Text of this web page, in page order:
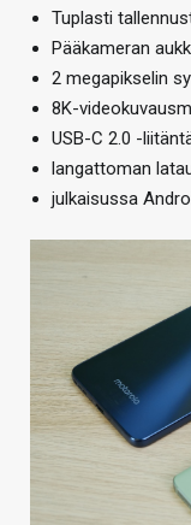
Tuplasti
Pääkameran
2 megapikselin
8K-
USB-C 2.0 -
langattoman
julkaisussa